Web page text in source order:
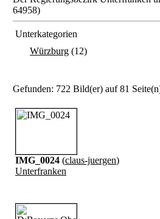
64958)
Unterkategorien
Würzburg (12)
Gefunden: 722 Bild(er) auf 81
IMG_0024 (claus-juergen)
Unterfranken